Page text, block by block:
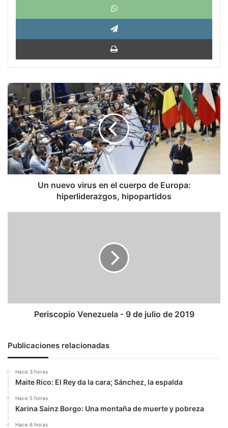
Un
nuevo
virus
en
el
cuerpo
de
Europa:
hiperliderazgos,
hipopartidosUn nuevo virus en el cuerpo de Europa:
hiperliderazgos, hipopartidos
Periscopio Venezuela - 9 de julio de 2019
Publicaciones relacionadas
Hace 3 horas
Maite Rico: El Rey da la cara; Sánchez, la espalda
Hace 5 horas
Karina Sainz Borgo: Una montaña de muerte y pobreza
Hace 6 horas